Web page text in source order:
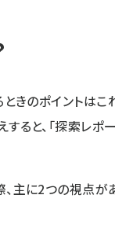
ときのポイントは
ると、「探索レポ
主に2つの視点が